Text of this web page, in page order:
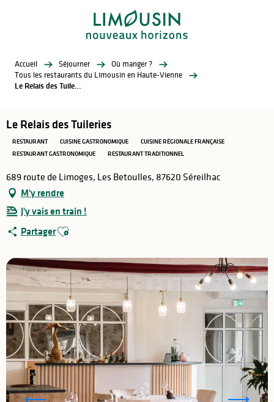
Accueil Séjourner
Où manger ?
Tous les restaurants du Limousin en Haute-Vienne
Le Relais des Tuileries
Le Relais des Tuileries
RESTAURANT CUISINE GASTRONOMIQUE
CUISINE RÉGIONALE FRANÇAISE
RESTAURANT GASTRONOMIQUE
RESTAURANT TRADITIONNEL
689 route de Limoges, Les Betoulles, 87620 Séreilhac
M'y rendre
J'y vais en train !
PartagerAjouter aux favoris